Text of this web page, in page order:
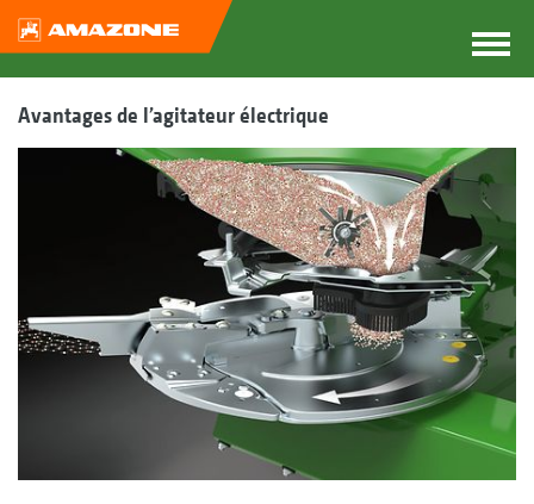
Avantages de l’agitateur électrique